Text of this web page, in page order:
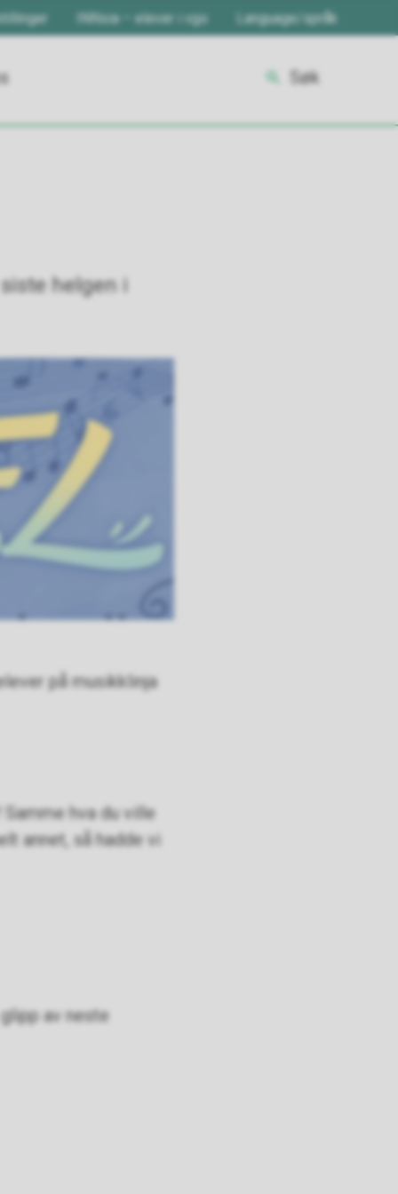
INNsia – elever i vgs Language/språk
Søk
helgen i
på musikklinja
hva du ville
annet, så hadde vi
av neste